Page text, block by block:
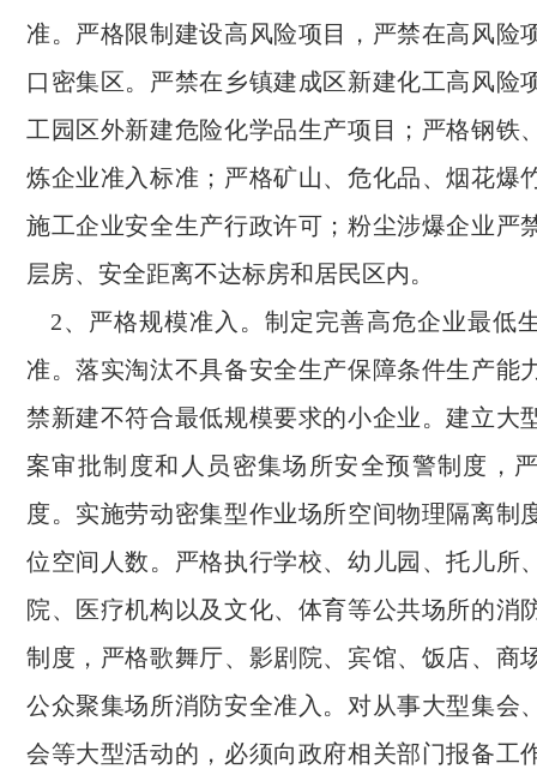
准。严格限制建设高风险项目，严禁在高风险
口密集区。严禁在乡镇建成区新建化工高风险
工园区外新建危险化学品生产项目；严格钢铁
炼企业准入标准；严格矿山、危化品、烟花爆
施工企业安全生产行政许可；粉尘涉爆企业严
层房、安全距离不达标房和居民区内。
2、严格规模准入。制定完善高危企业最低
准。落实淘汰不具备安全生产保障条件生产能
禁新建不符合最低规模要求的小企业。建立大
案审批制度和人员密集场所安全预警制度，
度。实施劳动密集型作业场所空间物理隔离制
位空间人数。严格执行学校、幼儿园、托儿所
院、医疗机构以及文化、体育等公共场所的消
制度，严格歌舞厅、影剧院、宾馆、饭店、商
公众聚集场所消防安全准入。对从事大型集会
会等大型活动的，必须向政府相关部门报备工